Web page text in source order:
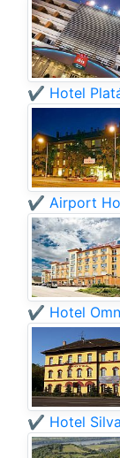
✔️ Hotel
✔️ Airport
✔️ Hotel
✔️ Hotel